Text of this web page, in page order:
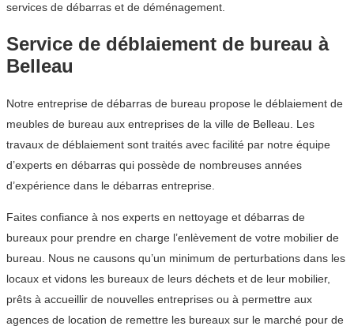
services de débarras et de déménagement.
Service de déblaiement de bureau à
Belleau
Notre entreprise de débarras de bureau propose le déblaiement de
meubles de bureau aux entreprises de la ville de Belleau. Les
travaux de déblaiement sont traités avec facilité par notre équipe
d’experts en débarras qui possède de nombreuses années
d’expérience dans le débarras entreprise.
Faites confiance à nos experts en nettoyage et débarras de
bureaux pour prendre en charge l’enlèvement de votre mobilier de
bureau. Nous ne causons qu’un minimum de perturbations dans les
locaux et vidons les bureaux de leurs déchets et de leur mobilier,
prêts à accueillir de nouvelles entreprises ou à permettre aux
agences de location de remettre les bureaux sur le marché pour de